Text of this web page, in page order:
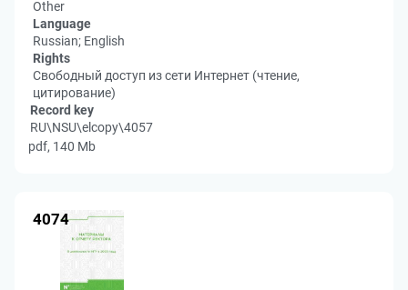
Other
Language
Russian; English
Rights
Свободный доступ из сети Интернет (чтение,
цитирование)
Record key
RU\NSU\elcopy\4057
pdf, 140 Mb
4074